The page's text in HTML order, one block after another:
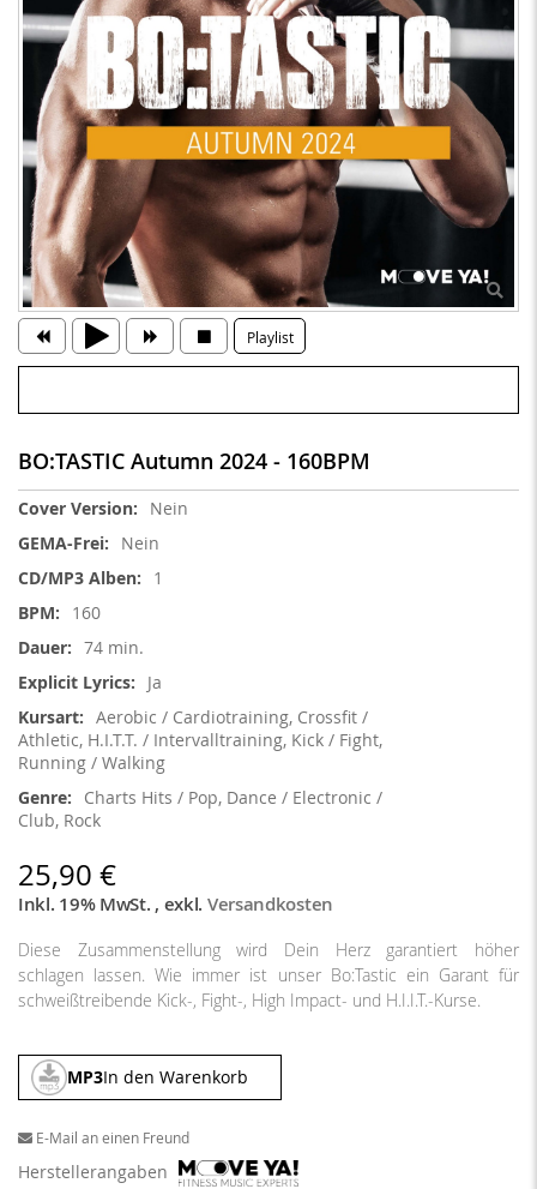
Playlist
BO:TASTIC Autumn 2024 - 160BPM
Weitere
Nein
Nein
1
160
74 min.
Ja
Aerobic / Cardiotraining, Crossfit /
Athletic, H.I.T.T. / Intervalltraining, Kick / Fight,
Running / Walking
Charts Hits / Pop, Dance / Electronic /
Club, Rock
25,90 €
Inkl. 19% MwSt. , exkl. Versandkosten
Diese Zusammenstellung wird Dein Herz garantiert höher
schlagen lassen. Wie immer ist unser Bo:Tastic ein Garant für
schweißtreibende Kick-, Fight-, High Impact- und H.I.I.T.-Kurse.
MP3In den Warenkorb
E-Mail an einen Freund
Herstellerangaben